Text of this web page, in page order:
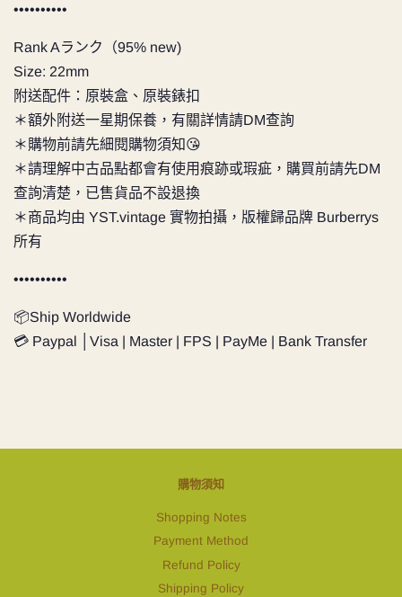
••••••••••
Rank Aランク（95% new)
Size: 22mm
附送配件：原裝盒、原裝錶扣
＊額外附送一星期保養，有關詳情請DM查詢
＊購物前請先細閱購物須知😘
＊請理解中古品點都會有使用痕跡或瑕疵，購買前請先DM
查詢清楚，已售貨品不設退換
＊商品均由 YST.vintage 實物拍攝，版權歸品牌 Burberrys
所有
••••••••••
📦Ship Worldwide
💳 Paypal │Visa | Master | FPS | PayMe | Bank Transfer
購物須知
Shopping Notes
Payment Method
Refund Policy
Shipping Policy